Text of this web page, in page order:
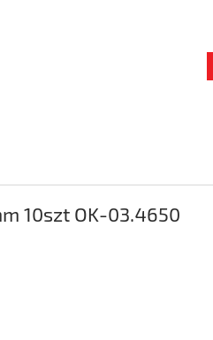
10szt OK-03.4650